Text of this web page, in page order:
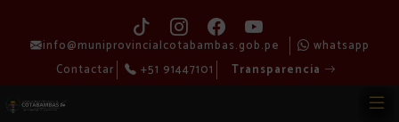
info@muniprovincialcotabambas.gob.pe
whatsapp
Contactar
+51 91447101 Transparencia